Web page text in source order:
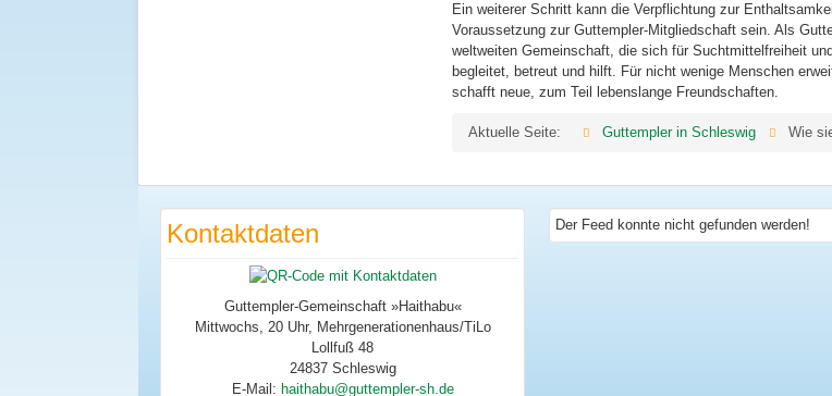
Ein weiterer Schritt kann die Verpflichtung zur
Voraussetzung zur Guttempler-Mitgliedschaft sein. Als
weltweiten Gemeinschaft, die sich für Suchtmittelfreiheit
begleitet, betreut und hilft. Für nicht wenige Menschen
schafft neue, zum Teil lebenslange Freundschaften.
Aktuelle Seite: Guttempler in Schleswig Wie
Kontaktdaten
Guttempler-Gemeinschaft »Haithabu«
Mittwochs, 20 Uhr, Mehrgenerationenhaus/TiLo
Lollfuß 48
24837 Schleswig
E-Mail:
Der Feed konnte nicht gefunden werden!